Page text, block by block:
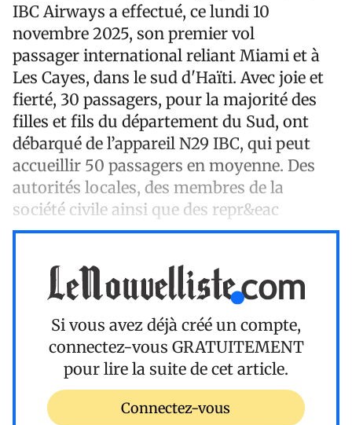
IBC Airways a effectué, ce lundi 10
novembre 2025, son premier vol
passager international reliant Miami et à
Les Cayes, dans le sud d'Haïti. Avec joie et
fierté, 30 passagers, pour la majorité des
filles et fils du département du Sud, ont
débarqué de l’appareil N29 IBC, qui peut
accueillir 50 passagers en moyenne. Des
autorités locales, des membres de la
société civile ainsi que des repr&eac
Si vous avez déjà créé un compte,
connectez-vous GRATUITEMENT
pour lire la suite de cet article.
Connectez-vous